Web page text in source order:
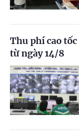
Thu phí cao
từ ngày 14/8